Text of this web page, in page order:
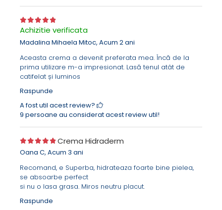
serurile noastre.
Daca sunteti in cautarea unui pachet complet pentru
tenul deshidratat / uscat, puteti opta pentru pachetul
Rutina completa hidratanta.
Daca doriti sa adaugati extra-hidratare in rutina de
ingrijire a pielii, va recomandam sa apelati la unul
dintre
serurile noastre
Gramaj:50ml
Valabilitate: 6 luni de la deschidere
Emolid CC
Principiu activ emolient de ultima generatie, 100%
bariera a pielii prin reducerea pierderii de apa
transepidermica;
Garanteaza o hidratare intensa, cu efect imediat si
de lunga durata, datorita capacitatii de a impiedica
Achizitie verificata
Madalina Mihaela Mitoc, Acum 2 ani
Aceasta crema a devenit preferata mea. Încă de la
prima utilizare m-a impresionat. Lasă tenul atât de
catifelat și luminos
Raspunde
A fost util acest review?
9 persoane au considerat acest review util!
Crema Hidraderm
Oana C, Acum 3 ani
Recomand, e Superba, hidrateaza foarte bine pielea,
se absoarbe perfect
si nu o lasa grasa. Miros neutru placut.
Raspunde